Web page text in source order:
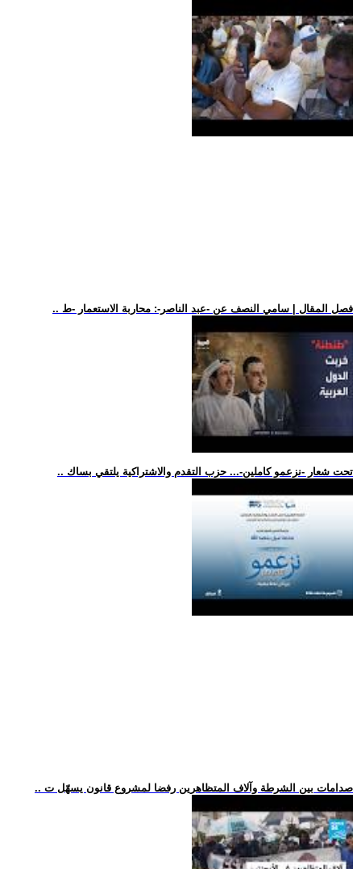
.. فصل المقال | سامي النصف عن -عبد الناصر-: محاربة الاستعمار -ط
.. تحت شعار -نزعمو كاملين-... حزب التقدم والاشتراكية يلتقي بساك
.. صدامات بين الشرطة وآلاف المتظاهرين رفضا لمشروع قانون يسهّل ت